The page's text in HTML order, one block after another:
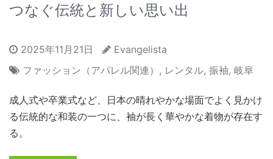
つなぐ伝統と新しい思い出
2025年11月21日
Evangelista
ファッション（アパレル関連） , レンタル, 振袖, 岐阜
成人式や卒業式など、日本の晴れやかな場面でよく見かけ
る伝統的な和装の一つに、袖が長く華やかな着物が存在す
る。